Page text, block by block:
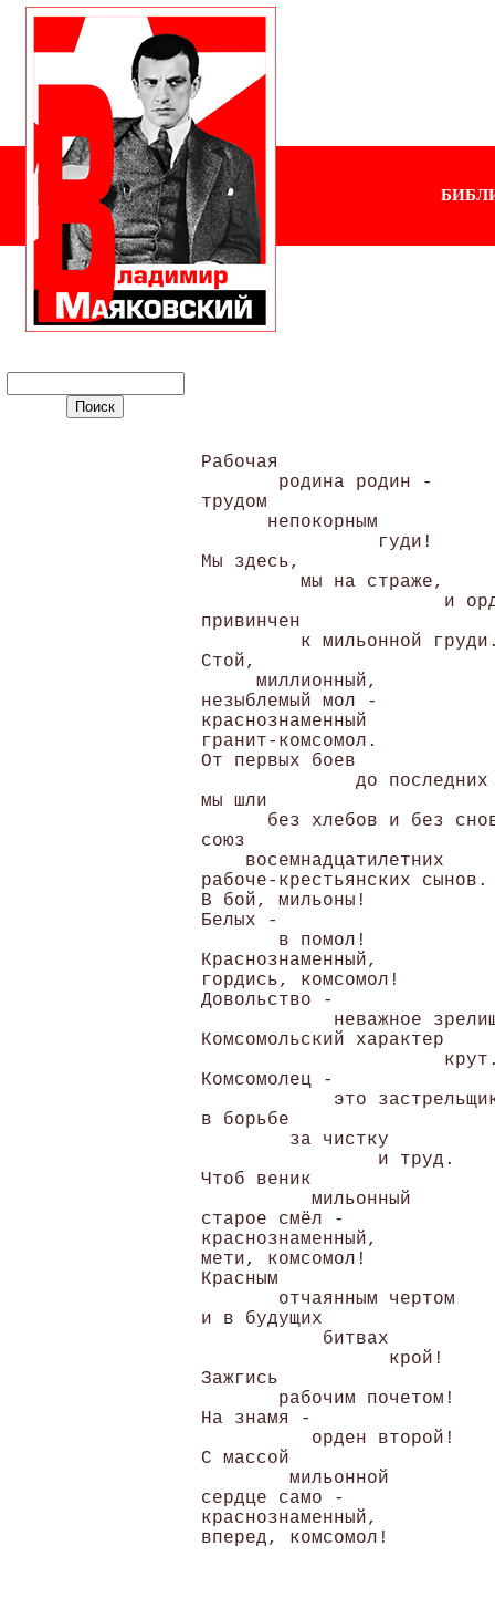
Рабочая
       родина родин -
трудом
      непокорным
                гуди!
Мы здесь,
         мы на страже,
и
привинчен
к мильонной
Стой,
     миллионный,
незыблемый мол -
краснознаменный
гранит-комсомол.
От первых боев
до
мы шли
без хлебов и без
союз
    восемнадцатилетних
рабоче-крестьянских
В бой, мильоны!
Белых -
       в помол!
Краснознаменный,
гордись, комсомол!
Довольство -
неважное
Комсомольский характер
Комсомолец -
это
в борьбе
        за чистку
                и труд.
Чтоб веник
          мильонный
старое смёл -
краснознаменный,
мети, комсомол!
Красным
       отчаянным чертом
и в будущих
           битвах
                 крой!
Зажгись
       рабочим почетом!
На знамя -
          орден второй!
С массой
        мильонной
сердце само -
краснознаменный,